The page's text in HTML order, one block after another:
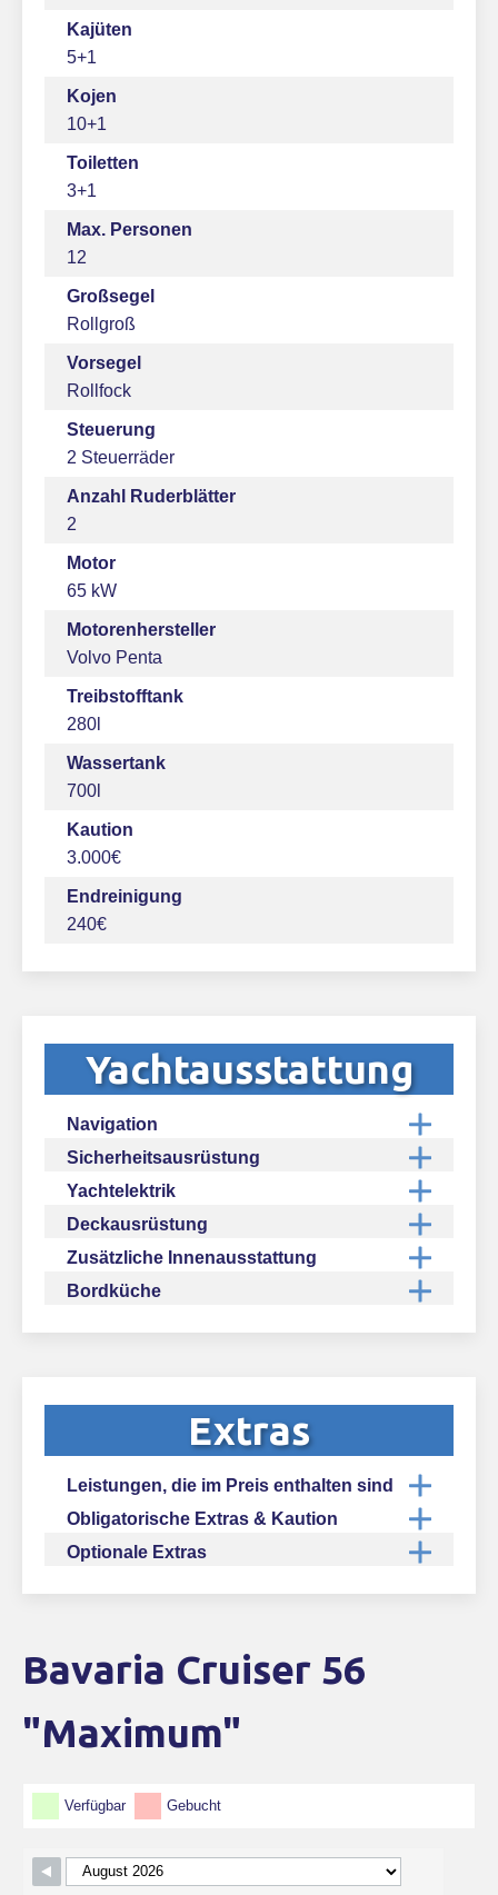
Kajüten
5+1
Kojen
10+1
Toiletten
3+1
Max. Personen
12
Großsegel
Rollgroß
Vorsegel
Rollfock
Steuerung
2 Steuerräder
Anzahl Ruderblätter
2
Motor
65 kW
Motorenhersteller
Volvo Penta
Treibstofftank
280l
Wassertank
700l
Kaution
3.000€
Endreinigung
240€
Yachtausstattung
Navigation
Sicherheitsausrüstung
Yachtelektrik
Deckausrüstung
Zusätzliche Innenausstattung
Bordküche
Extras
Leistungen, die im Preis enthalten sind
Obligatorische Extras & Kaution
Optionale Extras
Skip Booking Form
Bavaria Cruiser 56
"Maximum"
Verfügbar Gebucht